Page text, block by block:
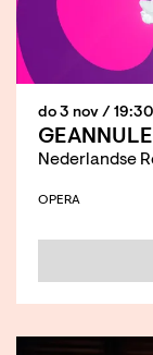
Nederlandse
do 3 nov /
OPERA